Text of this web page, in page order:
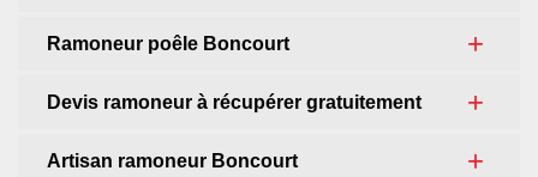
Ramoneur poêle Boncourt
Devis ramoneur à récupérer gratuitement
Artisan ramoneur Boncourt